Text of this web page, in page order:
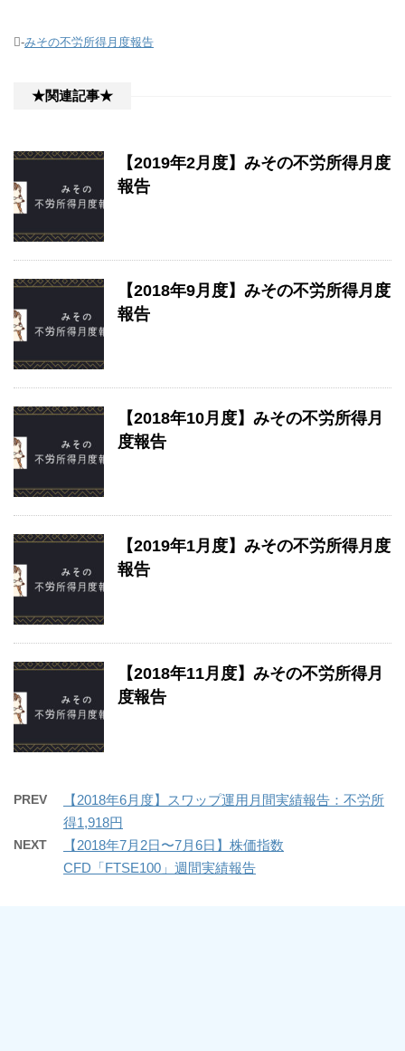
-みその不労所得月度報告
★関連記事★
【2019年2月度】みその不労所得月度
報告
【2018年9月度】みその不労所得月度
報告
【2018年10月度】みその不労所得月
度報告
【2019年1月度】みその不労所得月度
報告
【2018年11月度】みその不労所得月
度報告
PREV
【2018年6月度】スワップ運用月間実績報告：不労所
得1,918円
NEXT
【2018年7月2日〜7月6日】株価指数
CFD「FTSE100」週間実績報告